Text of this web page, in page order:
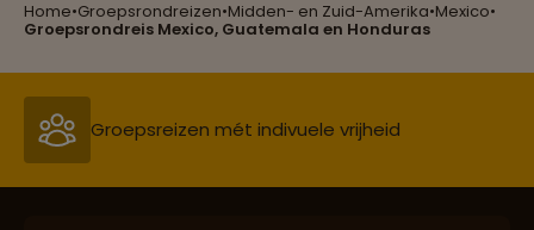
Home•Groepsrondreizen•Midden- en Zuid-Amerika•Mexico•
Groepsrondreis Mexico, Guatemala en Honduras
Reizen met oog voor mens, cultuur en milieu
Groepsreizen mét indivuele vrijheid